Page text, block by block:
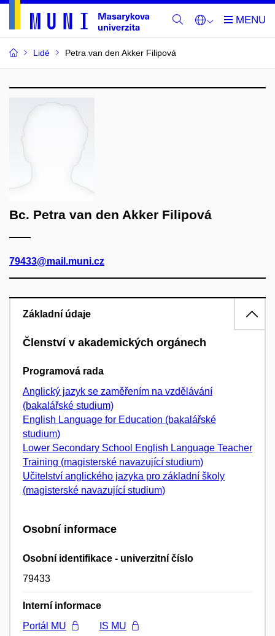
Lidé Petra van den Akker Filipová
Bc. Petra van den Akker Filipová
79433@mail.muni.cz
Základní údaje
Členství v akademických orgánech
Programová rada
Anglický jazyk se zaměřením na vzdělávání
(bakalářské studium)
English Language for Education (bakalářské
studium)
Lower Secondary School English Language Teacher
Training (magisterské navazující studium)
Učitelství anglického jazyka pro základní školy
(magisterské navazující studium)
Osobní informace
Osobní identifikace - univerzitní číslo
79433
Interní informace
Portál MU
IS MU